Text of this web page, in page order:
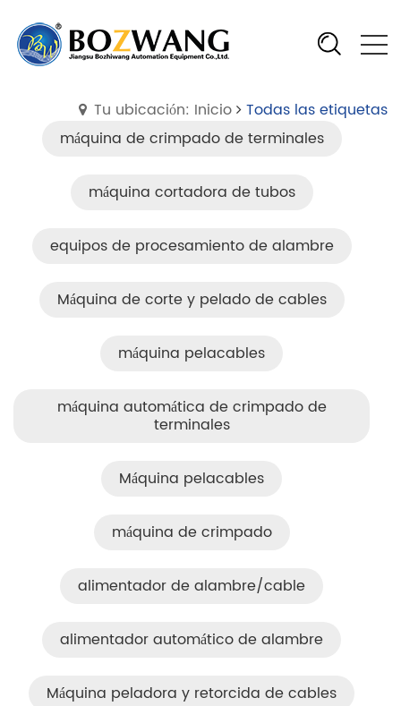
Tu ubicación: Inicio
Todas las etiquetas
máquina de crimpado de terminales
máquina cortadora de tubos
equipos de procesamiento de alambre
Máquina de corte y pelado de cables
máquina pelacables
máquina automática de crimpado de
terminales
Máquina pelacables
máquina de crimpado
alimentador de alambre/cable
alimentador automático de alambre
Máquina peladora y retorcida de cables